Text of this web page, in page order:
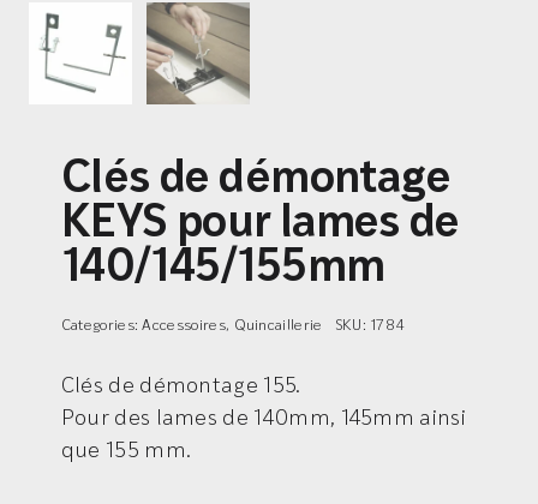
Clés de démontage
KEYS pour lames de
140/145/155mm
Categories:Accessoires, Quincaillerie SKU: 1784
Clés de démontage 155.
Pour des lames de 140mm, 145mm ainsi
que 155 mm.